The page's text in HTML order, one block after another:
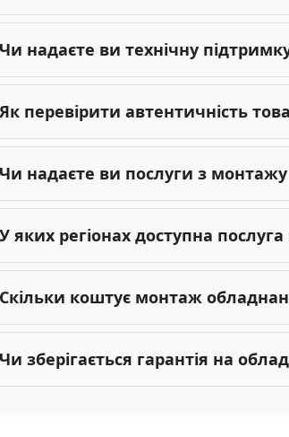
Чи надаєте ви технічну
Як перевірити автентичність
Чи надаєте ви послуги з
У яких регіонах доступна
Скільки коштує монтаж
Чи зберігається гарантія на